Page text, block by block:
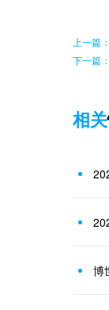
上一篇
下一篇
相关
博